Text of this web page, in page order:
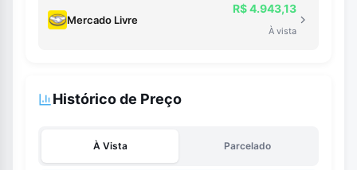
Mercado Livre
R$ 4.943,13
À vista
Histórico de Preço
À Vista Parcelado